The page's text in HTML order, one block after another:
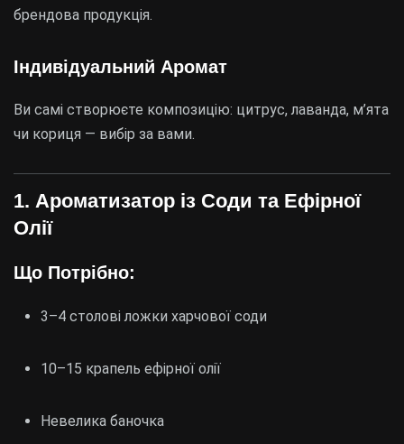
брендова продукція.
Індивідуальний Аромат
Ви самі створюєте композицію: цитрус, лаванда, м’ята
чи кориця — вибір за вами.
1. Ароматизатор із Соди та Ефірної
Олії
Що Потрібно:
3–4 столові ложки харчової соди
10–15 крапель ефірної олії
Невелика баночка